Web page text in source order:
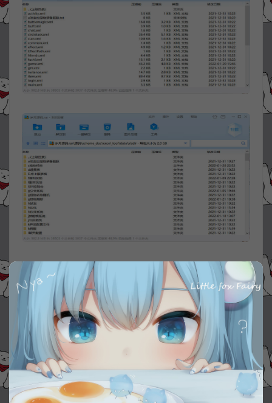
资源下载
此资源下载价格为 50 星钻，请先 登录
收藏 (0) 打赏